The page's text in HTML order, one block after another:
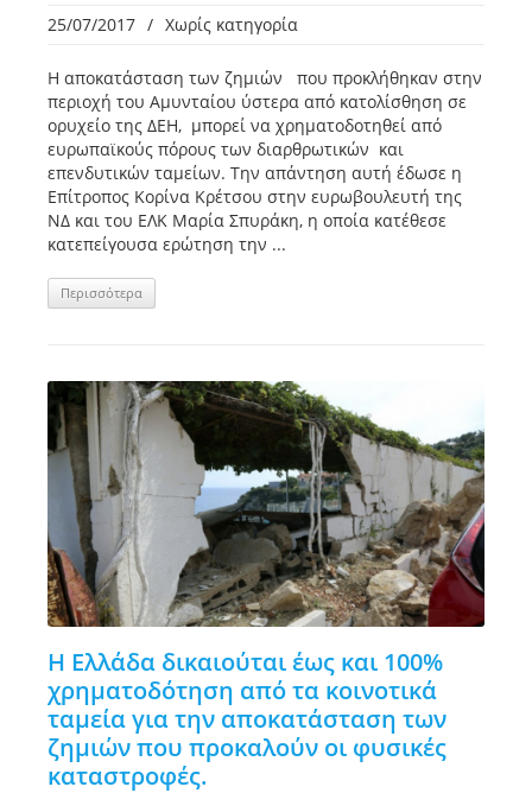
25/07/2017 / Χωρίς κατηγορία
Η αποκατάσταση των ζημιών που προκλήθηκαν στην
περιοχή του Αμυνταίου ύστερα από κατολίσθηση σε
ορυχείο της ΔΕΗ, μπορεί να χρηματοδοτηθεί από
ευρωπαϊκούς πόρους των διαρθρωτικών και
επενδυτικών ταμείων. Την απάντηση αυτή έδωσε η
Επίτροπος Κορίνα Κρέτσου στην ευρωβουλευτή της
ΝΔ και του ΕΛΚ Μαρία Σπυράκη, η οποία κατέθεσε
κατεπείγουσα ερώτηση την ...
Περισσότερα
Η Ελλάδα δικαιούται έως και 100%
χρηματοδότηση από τα κοινοτικά
ταμεία για την αποκατάσταση των
ζημιών που προκαλούν οι φυσικές
καταστροφές.